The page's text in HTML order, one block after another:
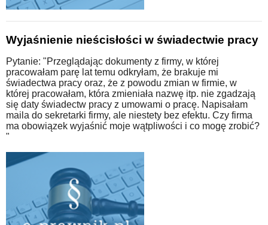
Wyjaśnienie nieścisłości w świadectwie pracy
Pytanie: "Przeglądając dokumenty z firmy, w której
pracowałam parę lat temu odkryłam, że brakuje mi
świadectwa pracy oraz, że z powodu zmian w firmie, w
której pracowałam, która zmieniała nazwę itp. nie zgadzają
się daty świadectw pracy z umowami o pracę. Napisałam
maila do sekretarki firmy, ale niestety bez efektu. Czy firma
ma obowiązek wyjaśnić moje wątpliwości i co mogę zrobić?
"